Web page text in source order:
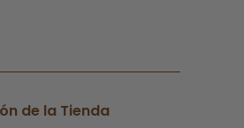
de la Tienda